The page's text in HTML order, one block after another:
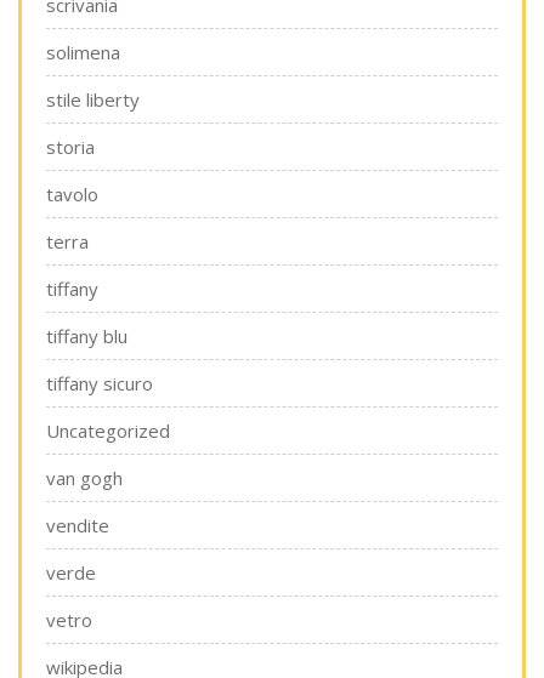
scrivania
solimena
stile liberty
storia
tavolo
terra
tiffany
tiffany blu
tiffany sicuro
Uncategorized
van gogh
vendite
verde
vetro
wikipedia